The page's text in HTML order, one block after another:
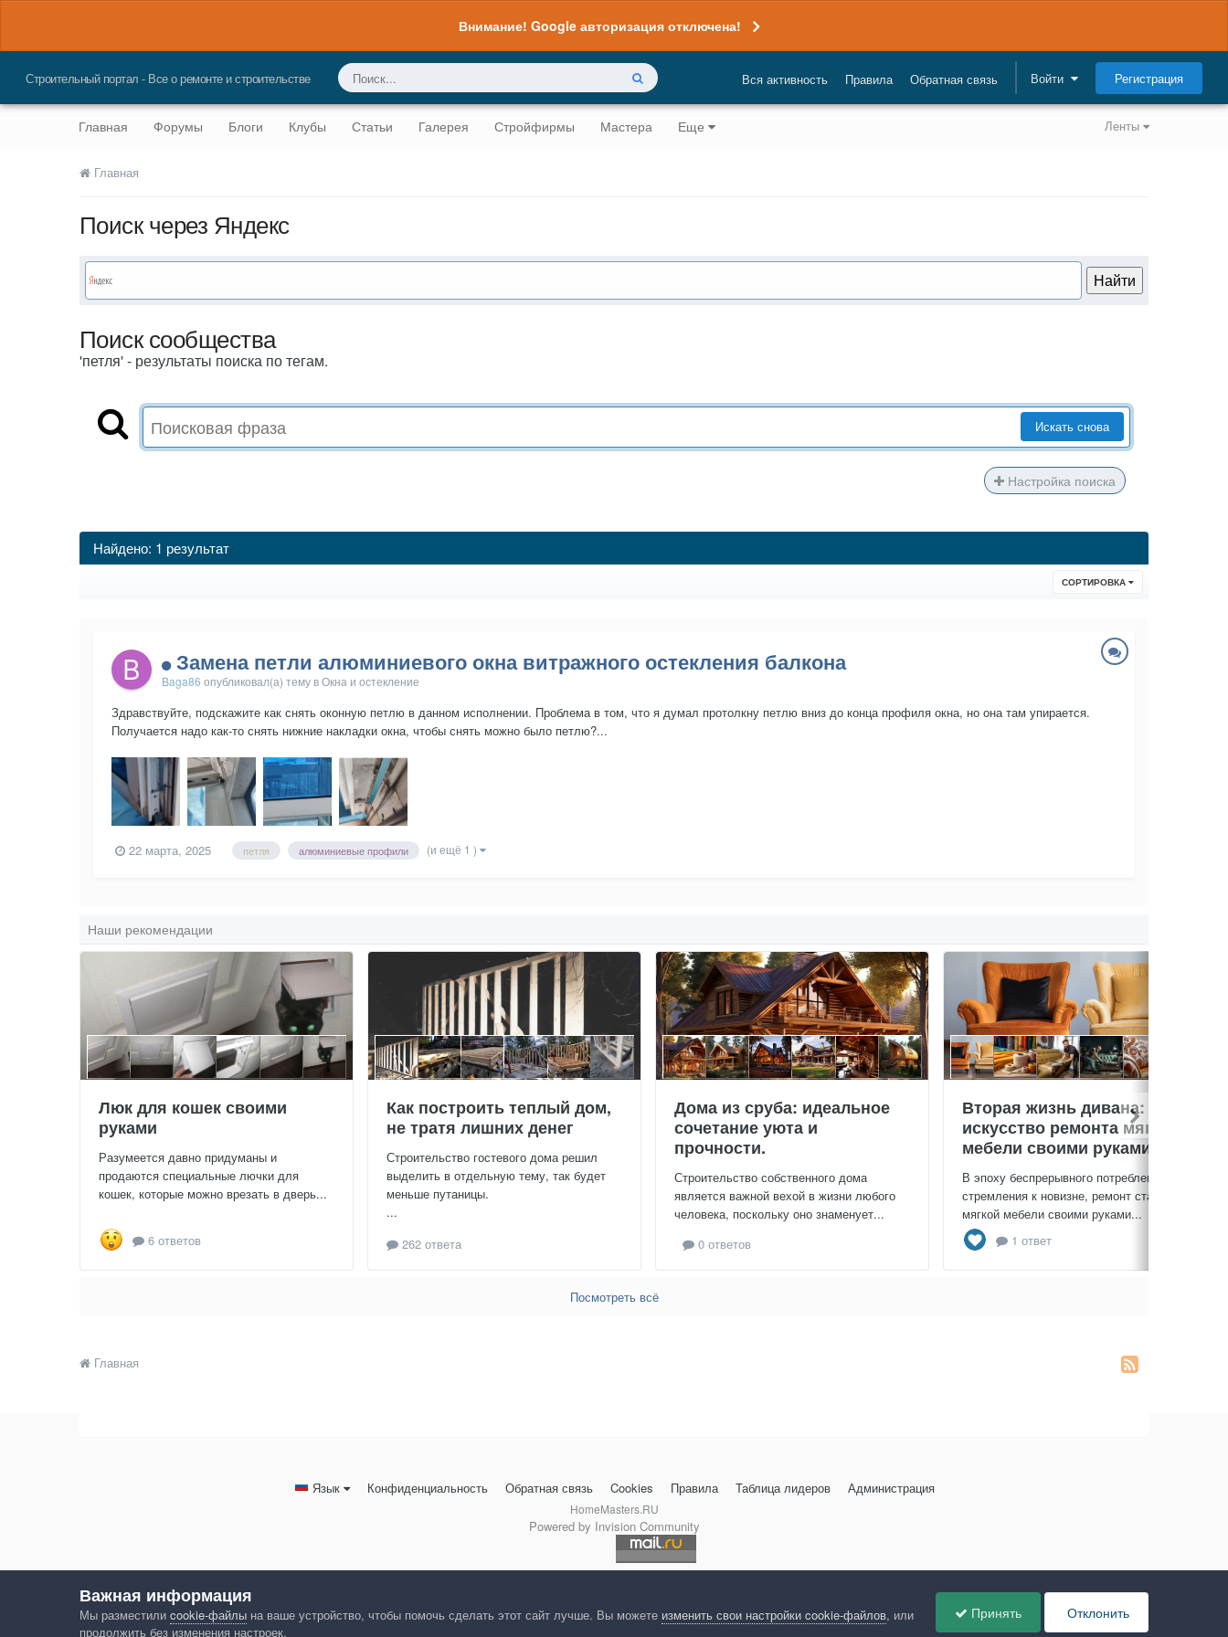
Внимание! Google авторизация отключена!
Строительный портал - Все о ремонте и строительстве Вся активность Правила Обратная связь Войти Регистрация
Ленты
Главная Форумы Блоги Клубы Статьи Галерея Стройфирмы Мастера Еще
Главная
Поиск через Яндекс
Поиск сообщества
'петля' - результаты поиска по тегам.
Искать снова
Настройка поиска
Найдено: 1 результат
СОРТИРОВКА
Замена петли алюминиевого окна витражного остекления балкона
Baga86 опубликовал(а) тему вОкна и остекление
Здравствуйте, подскажите как снять оконную петлю в данном исполнении. Проблема в том, что я думал протолкну петлю вниз до конца профиля окна, но она там упирается.
Получается надо как-то снять нижние накладки окна, чтобы снять можно было петлю?...
22 марта, 2025 петля алюминиевые профили (и ещё 1 )
Наши рекомендации
Люк для кошек своими
руками
Разумеется давно придуманы и
продаются специальные лючки для
кошек, которые можно врезать в дверь...
6 ответов
Как построить теплый дом,
не тратя лишних денег
Строительство гостевого дома решил
выделить в отдельную тему, так будет
меньше путаницы.
...
262 ответа
Дома из сруба: идеальное
сочетание уюта и
прочности.
Строительство собственного дома
является важной вехой в жизни любого
человека, поскольку оно знаменует...
0 ответов
Вторая жизнь дивана:
искусство ремонта мягкой
мебели своими руками
В эпоху беспрерывного потребления и
стремления к новизне, ремонт старой
мягкой мебели своими руками...
1 ответ
Посмотреть всё
Главная
Язык Конфиденциальность Обратная связь Cookies Правила Таблица лидеров Администрация
HomeMasters.RU
Powered by Invision Community
Важная информация
Мы разместили cookie-файлы на ваше устройство, чтобы помочь сделать этот сайт лучше. Вы можете изменить свои настройки cookie-файлов, или
продолжить без изменения настроек.
Принять Отклонить